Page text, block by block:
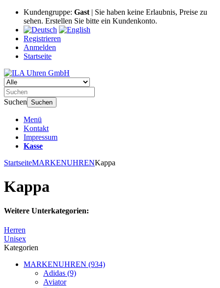
Kundengruppe: Gast | Sie haben keine Erlaubnis, Preise zu
sehen. Erstellen Sie bitte ein Kundenkonto.
Registrieren
Anmelden
Startseite
Suchen Suchen
Menü
Kontakt
Impressum
Kasse
StartseiteMARKENUHRENKappa
Kappa
Weitere Unterkategorien:
Herren
Unisex
Kategorien
MARKENUHREN (934)
Adidas (9)
Aviator